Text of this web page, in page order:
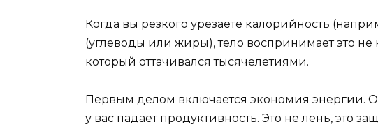
Когда вы резкого урезаете калорийность
(углеводы или жиры), тело воспринимает это
который оттачивался тысячелетиями.
Первым делом включается экономия энергии.
у вас падает продуктивность. Это не лень, это